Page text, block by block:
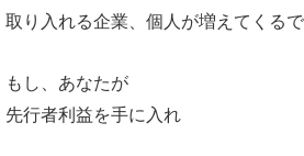
取り入れる企業、個人が増えてくるで
もし、あなたが
先行者利益を手に入れ